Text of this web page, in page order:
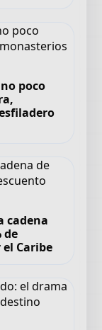
poco
cadena
de
Caribe